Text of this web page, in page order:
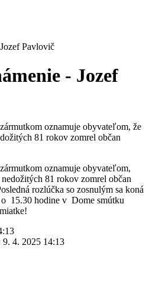
Pavlovič
- Jozef
oznamuje obyvateľom, že
81 rokov zomrel občan
oznamuje obyvateľom,
81 rokov zomrel občan
rozlúčka so zosnulým sa koná
15.30 hodine v Dome smútku
9. 4. 2025 14:13